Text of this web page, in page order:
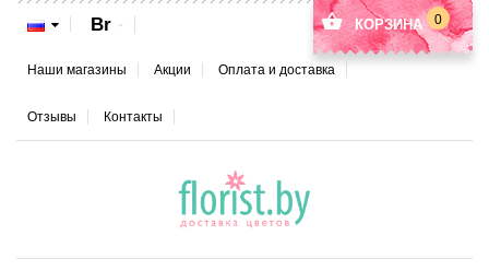
Br
Наши магазины Акции Оплата и доставка
Отзывы Контакты
КОРЗИНА 0